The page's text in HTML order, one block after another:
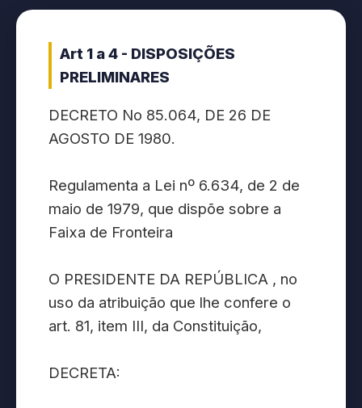
Art 1 a 4 - DISPOSIÇÕES
PRELIMINARES
DECRETO No 85.064, DE 26 DE
AGOSTO DE 1980.
Regulamenta a Lei nº 6.634, de 2 de
maio de 1979, que dispõe sobre a
Faixa de Fronteira
O PRESIDENTE DA REPÚBLICA , no
uso da atribuição que lhe confere o
art. 81, item III, da Constituição,
DECRETA: